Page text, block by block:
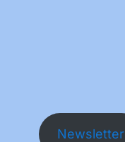
Newsletter